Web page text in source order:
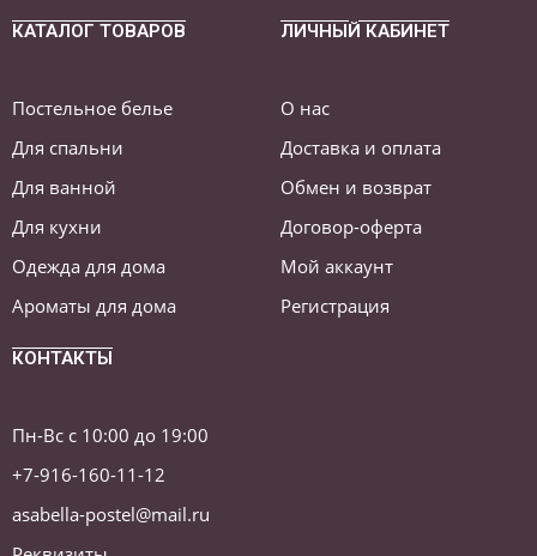
КАТАЛОГ ТОВАРОВ
Постельное белье
Для спальни
Для ванной
Для кухни
Одежда для дома
Ароматы для дома
ЛИЧНЫЙ КАБИНЕТ
О нас
Доставка и оплата
Обмен и возврат
Договор-оферта
Мой аккаунт
Регистрация
КОНТАКТЫ
Пн-Вс с 10:00 до 19:00
+7-916-160-11-12
asabella-postel@mail.ru